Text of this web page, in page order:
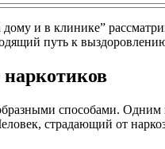
и в клинике”
путь к
наркотиков
способами.
страдающий от